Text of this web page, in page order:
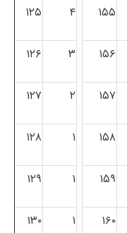
۱۵۵ ۴ ۱۲۵
۱۵۶ ۳ ۱۲۶
۱۵۷ ۲ ۱۲۷
۱۵۸ ۱ ۱۲۸
۱۵۹ ۱ ۱۲۹
۱۶۰ ۱ ۱۳۰